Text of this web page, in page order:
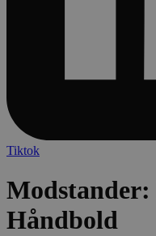
Tiktok
Modstander:
Håndbold